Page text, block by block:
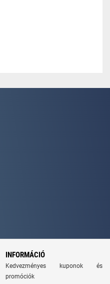
INFORMÁCIÓ
Kedvezményes kuponok és
promóciók